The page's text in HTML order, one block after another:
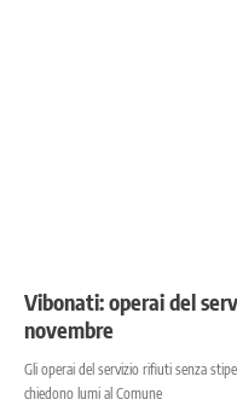
Vibonati: operai del
novembre
Gli operai del servizio rifiuti senza
chiedono lumi al Comune